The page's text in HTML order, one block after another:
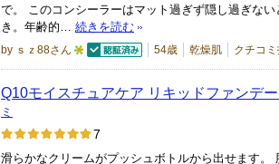
で。 このコンシーラーはマット過ぎず隠し過ぎない
き。年齢的… 続きを読む
by ｓｚ88さん
人
上
54歳 乾燥肌 クチコ
Q10モイスチュアケア リキッドファンデ
ミ
7
滑らかなクリームがプッシュボトルから出せます。